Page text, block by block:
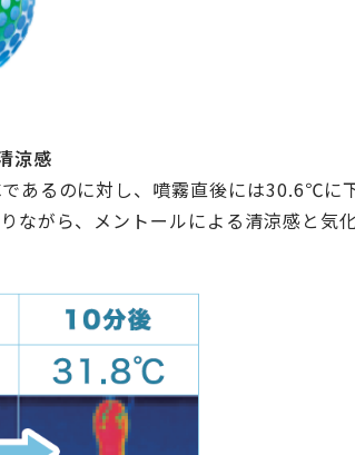
涼感
あるのに対し、噴霧直後には30.6℃に下
がら、メントールによる清涼感と気